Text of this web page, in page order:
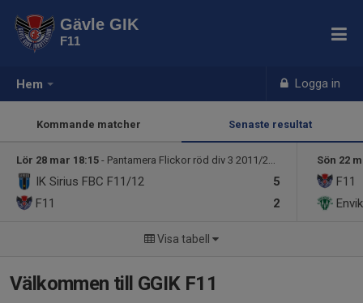
Hem Logga in
Gävle GIK
F11
Kommande matcher Senaste resultat
Lör 28 mar 18:15 - Pantamera Flickor röd div 3 2011/2012 slutspelsgrupp 2
5
IK Sirius FBC F11/12
2
F11
Sön 22
F11
Visa tabell
Välkommen till GGIK F11